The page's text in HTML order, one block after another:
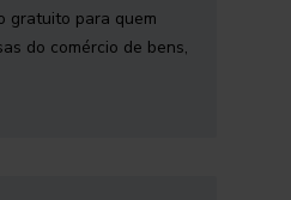
gratuito para quem
do comércio de bens,